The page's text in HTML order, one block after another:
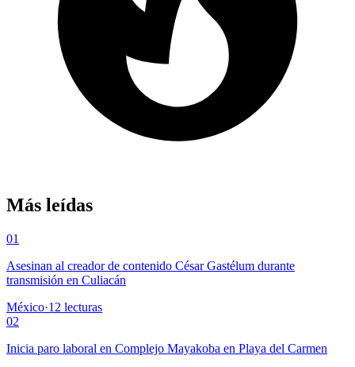
Más leídas
01
Asesinan al creador de contenido César Gastélum durante
transmisión en Culiacán
México·12 lecturas
02
Inicia paro laboral en Complejo Mayakoba en Playa del Carmen